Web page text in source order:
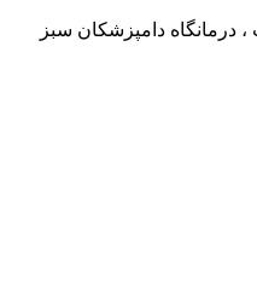
درمانگاه دامپزشکان سبز